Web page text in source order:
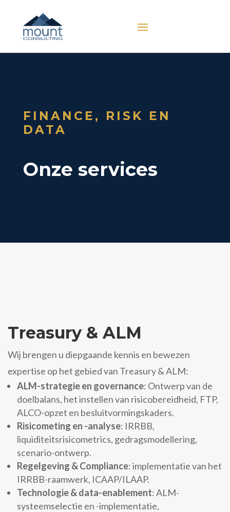
FINANCE, RISK EN
DATA
Onze services
Treasury & ALM
Wij brengen u diepgaande kennis en bewezen
expertise op het gebied van Treasury & ALM:
ALM-strategie en governance: Ontwerp van de
doelbalans, het instellen van risicobereidheid, FTP,
ALCO-opzet en besluitvormingskaders.
Risicometing en -analyse: IRRBB,
liquiditeitsrisicometrics, gedragsmodellering,
scenario-ontwerp.
Regelgeving & Compliance: implementatie van het
IRRBB-raamwerk, ICAAP/ILAAP.
Technologie & data-enablement: ALM-
systeemselectie en -implementatie,